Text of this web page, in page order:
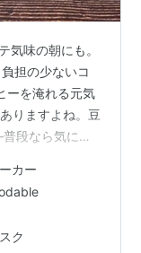
気味の朝にも。
担の少ないコ
ーを淹れる元気
りますよね。豆
段なら気にな
朝でも無理な
ヒーメーカー
てご紹介しま
くコーヒーを
カー
ク